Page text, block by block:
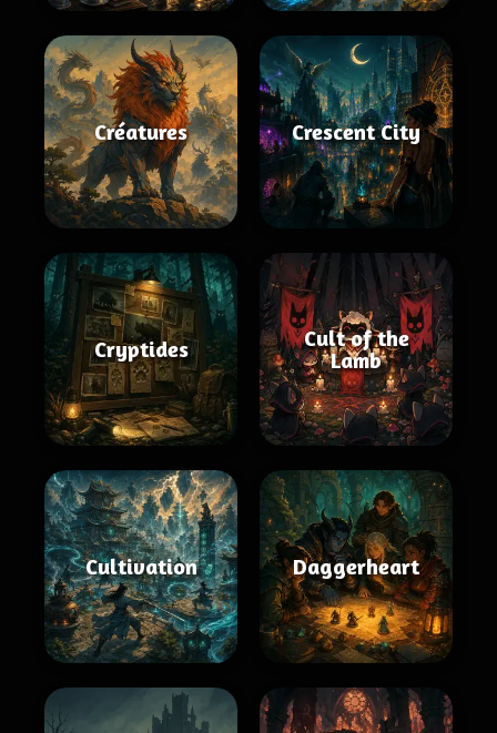
Créatures Crescent City
Cryptides
Cult of the
Lamb
Cultivation Daggerheart